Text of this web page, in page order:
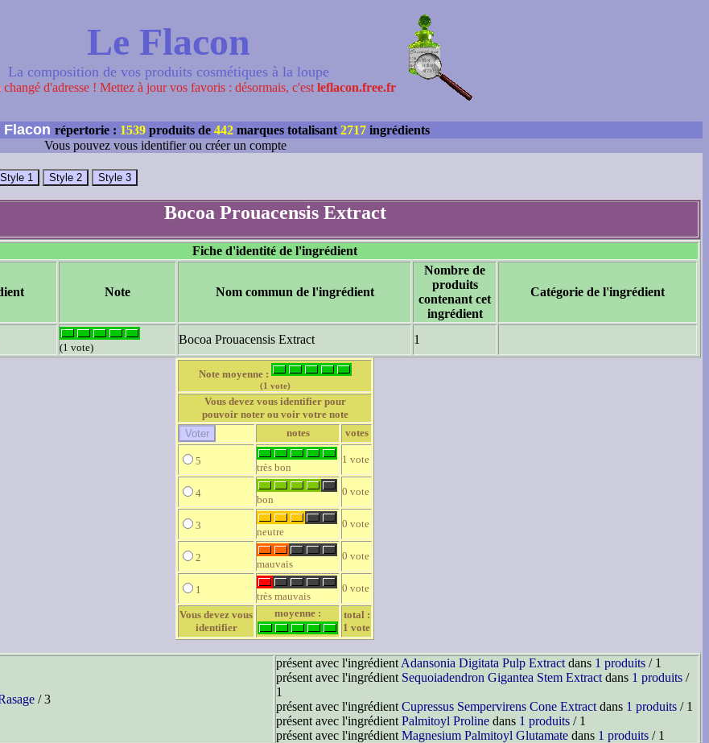
Le Flacon
La composition de vos produits cosmétiques à la loupe
d'adresse ! Mettez à jour vos favoris : désormais, c'est leflacon.free.fr
Flacon répertorie : 1539 produits de 442 marques totalisant 2717 ingrédients
Vous pouvez vous identifier ou créer un compte
Bocoa Prouacensis Extract
Fiche d'identité de l'ingrédient
Note Nom commun de l'ingrédient
Nombre de
produits
contenant cet
ingrédient
Catégorie de l'ingrédient
(1 vote)
Bocoa Prouacensis Extract 1
Note moyenne :
(1 vote)
Vous devez vous identifier pour
pouvoir noter ou voir votre note
notes
votes
5
très bon
1 vote
4
bon
0 vote
3
neutre
0 vote
2
mauvais
0 vote
1
très mauvais
0 vote
Vous devez vous
identifier
moyenne :
total :
1 vote
/ 3
présent avec l'ingrédient Adansonia Digitata Pulp Extract dans 1 produits / 1
présent avec l'ingrédient Sequoiadendron Gigantea Stem Extract dans 1 produits /
1
présent avec l'ingrédient Cupressus Sempervirens Cone Extract dans 1 produits / 1
présent avec l'ingrédient Palmitoyl Proline dans 1 produits / 1
présent avec l'ingrédient Magnesium Palmitoyl Glutamate dans 1 produits / 1